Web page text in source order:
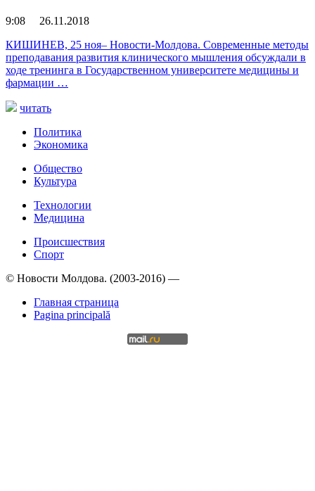
9:08 26.11.2018
КИШИНЕВ, 25 ноя– Новости-Молдова. Современные методы
преподавания развития клинического мышления обсуждали в
ходе тренинга в Государственном университете медицины и
фармации …
читать
Политика
Экономика
Общество
Культура
Технологии
Медицина
Происшествия
Спорт
© Новости Молдова. (2003-2016) —
Главная страница
Pagina principală